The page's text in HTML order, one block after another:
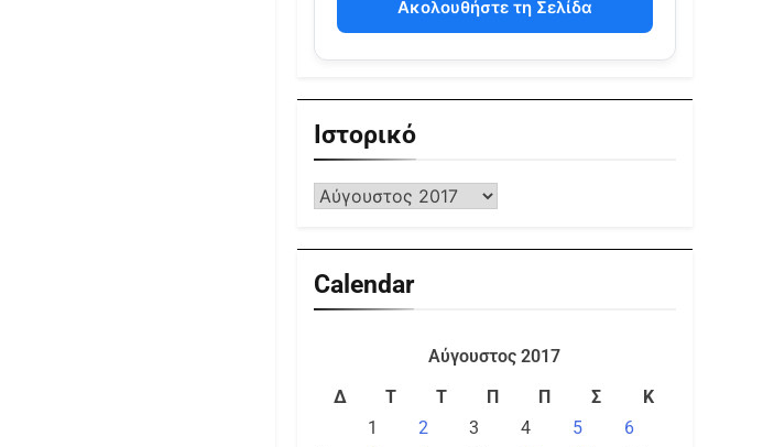
Ακολουθήστε τη Σελίδα
Ιστορικό
Calendar
Αύγουστος 2017
Δ
Τ Τ Π Π Σ
Κ
1
2 3 4 5
6